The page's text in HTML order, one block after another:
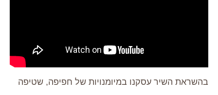
בהשראת השיר עסקנו במיומנויות של חפיפה, שטיפה